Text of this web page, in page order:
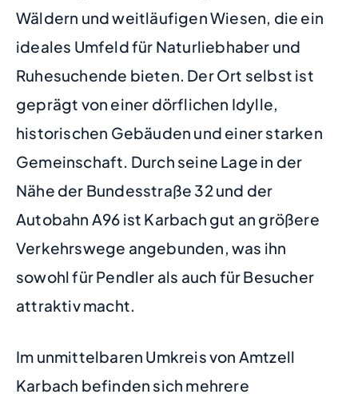
Wäldern und weitläufigen Wiesen, die ein
ideales Umfeld für Naturliebhaber und
Ruhesuchende bieten. Der Ort selbst ist
geprägt von einer dörflichen Idylle,
historischen Gebäuden und einer starken
Gemeinschaft. Durch seine Lage in der
Nähe der Bundesstraße 32 und der
Autobahn A96 ist Karbach gut an größere
Verkehrswege angebunden, was ihn
sowohl für Pendler als auch für Besucher
attraktiv macht.
Im unmittelbaren Umkreis von Amtzell
Karbach befinden sich mehrere